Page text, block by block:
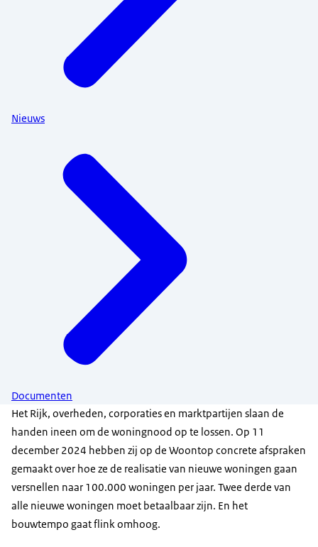
Nieuws
Documenten
Het Rijk, overheden, corporaties en marktpartijen slaan de
handen ineen om de woningnood op te lossen. Op 11
december 2024 hebben zij op de Woontop concrete afspraken
gemaakt over hoe ze de realisatie van nieuwe woningen gaan
versnellen naar 100.000 woningen per jaar. Twee derde van
alle nieuwe woningen moet betaalbaar zijn. En het
bouwtempo gaat flink omhoog.